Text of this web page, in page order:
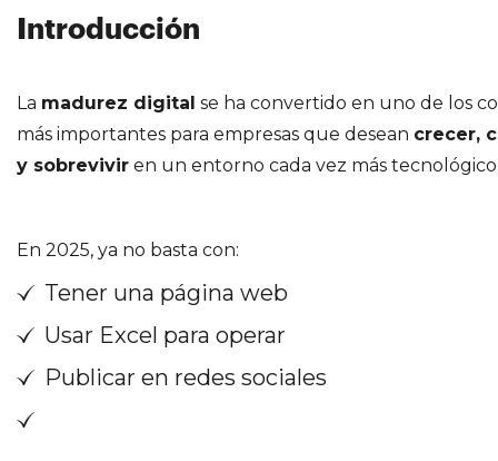
Introducción
La madurez digital se ha convertido en uno de los
más importantes para empresas que desean crecer,
y sobrevivir en un entorno cada vez más
En 2025, ya no basta con:
Tener una página web
Usar Excel para operar
Publicar en redes sociales